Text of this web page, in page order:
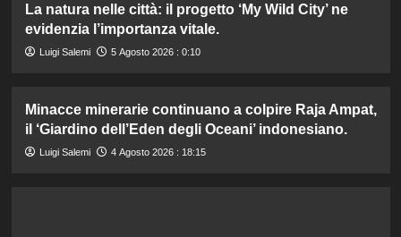
La natura nelle città: il progetto ‘My Wild City’ ne
evidenzia l’importanza vitale.
Luigi Salemi 5 Agosto 2026 : 0:10
Minacce minerarie continuano a colpire Raja Ampat,
il ‘Giardino dell’Eden degli Oceani’ indonesiano.
Luigi Salemi 4 Agosto 2026 : 18:15